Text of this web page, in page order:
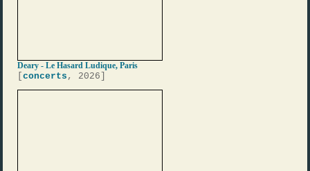
Deary - Le Hasard Ludique, Paris
[concerts , 2026]